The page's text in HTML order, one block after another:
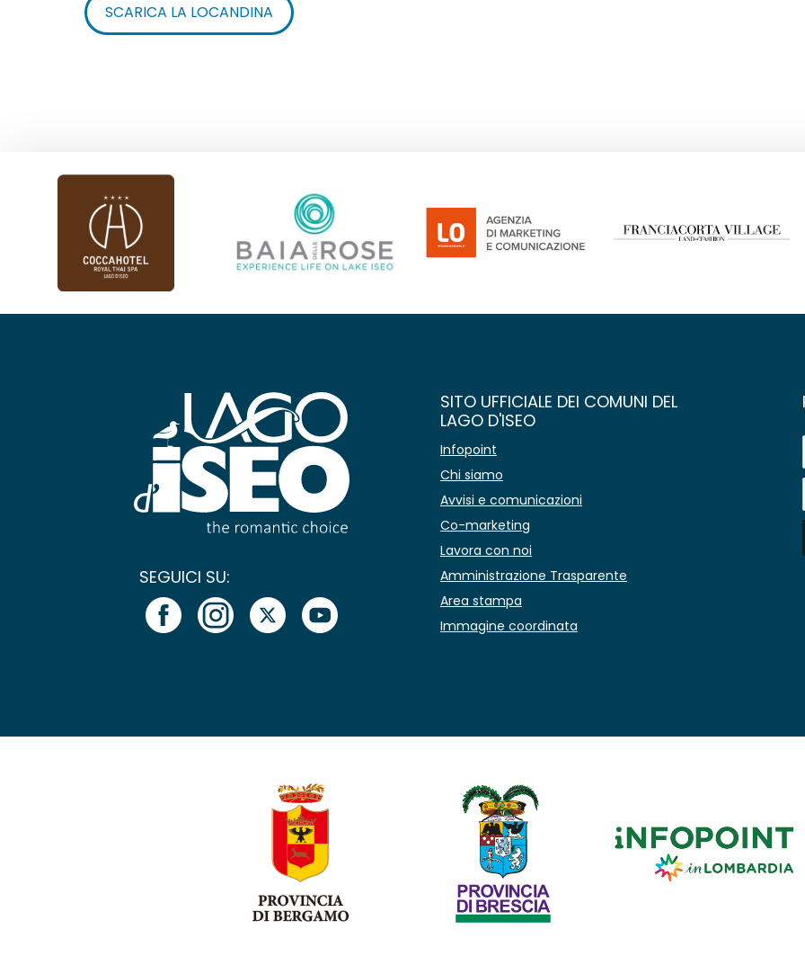
SCARICA LA LOCANDINA
SEGUICI SU:
SITO UFFICIALE DEI COMUNI DEL
LAGO D'ISEO
Infopoint
Chi siamo
Avvisi e comunicazioni
Co-marketing
Lavora con noi
Amministrazione Trasparente
Area stampa
Immagine coordinata